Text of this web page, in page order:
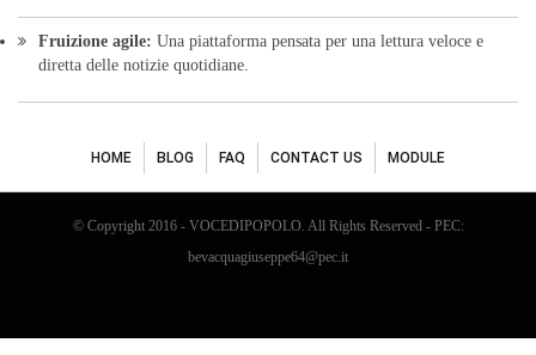
Fruizione agile: Una piattaforma pensata per una lettura veloce e
diretta delle notizie quotidiane.
HOME BLOG FAQ CONTACT US MODULE
© Copyright 2016 - VOCEDIPOPOLO. All Rights Reserved - PEC:
bevacquagiuseppe64@pec.it